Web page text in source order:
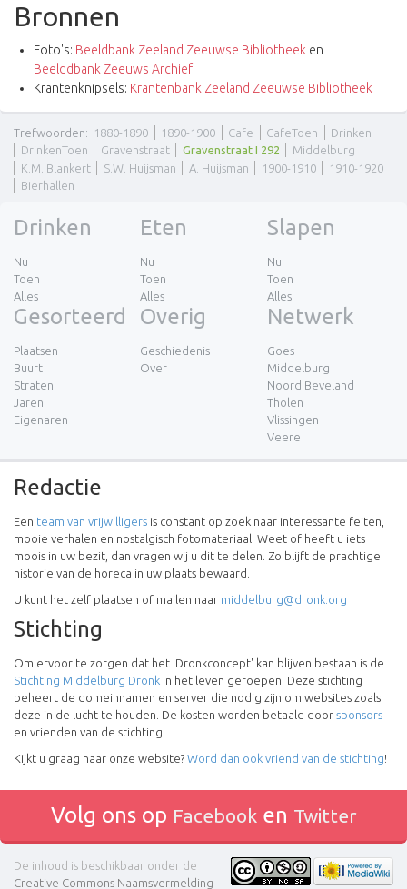
Bronnen
Foto's: Beeldbank Zeeland Zeeuwse Bibliotheek en
Beelddbank Zeeuws Archief
Krantenknipsels: Krantenbank Zeeland Zeeuwse Bibliotheek
Trefwoorden: 1880-1890 1890-1900 Cafe CafeToen
Drinken
DrinkenToen
Gravenstraat Gravenstraat I 292
Middelburg
K.M. Blankert
S.W. Huijsman A. Huijsman 1900-1910
1910-1920
Bierhallen
Drinken
Nu
Toen
Alles
Eten
Nu
Toen
Alles
Slapen
Nu
Toen
Alles
Gesorteerd
Plaatsen
Buurt
Straten
Jaren
Eigenaren
Overig
Geschiedenis
Over
Netwerk
Goes
Middelburg
Noord Beveland
Tholen
Vlissingen
Veere
Redactie
Een team van vrijwilligers is constant op zoek naar interessante feiten,
mooie verhalen en nostalgisch fotomateriaal. Weet of heeft u iets
moois in uw bezit, dan vragen wij u dit te delen. Zo blijft de prachtige
historie van de horeca in uw plaats bewaard.
U kunt het zelf plaatsen of mailen naar middelburg@dronk.org
Stichting
Om ervoor te zorgen dat het 'Dronkconcept' kan blijven bestaan is de
Stichting Middelburg Dronk in het leven geroepen. Deze stichting
beheert de domeinnamen en server die nodig zijn om websites zoals
deze in de lucht te houden. De kosten worden betaald door sponsors
en vrienden van de stichting.
Kijkt u graag naar onze website? Word dan ook vriend van de stichting!
Volg ons op Facebooken Twitter
De inhoud is beschikbaar onder de
Creative Commons Naamsvermelding-